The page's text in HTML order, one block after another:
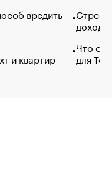
вредить
и квартир
Что
для